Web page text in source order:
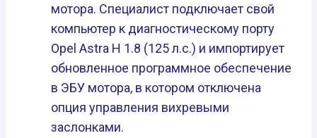
мотора. Специалист подключает свой
компьютер к диагностическому порту
Opel Astra H 1.8 (125 л.с.) и импортирует
обновленное программное обеспечение
в ЭБУ мотора, в котором отключена
опция управления вихревыми
заслонками.